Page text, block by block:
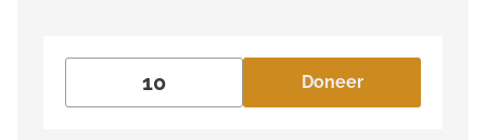
Doneer